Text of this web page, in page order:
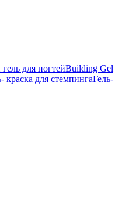
для ногтейBuilding Gel
краска для стемпингаГель-